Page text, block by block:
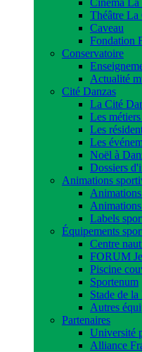
Théâtre La
Caveau
Fondation
Conservatoire
Actualité
Cité Danzas
La Cité
Les
Les
Les
Noël à
Dossiers
Animations
Labels
Équipements
Centre
FORUM
Piscine
Sportenum
Stade de
Autres
Partenaires
Université
Alliance